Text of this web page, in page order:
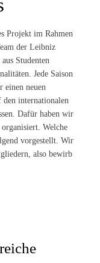
Projekt im Rahmen
der Leibniz
Studenten
Jede Saison
einen neuen
den internationalen
Dafür haben wir
organisiert. Welche
vorgestellt. Wir
also bewirb